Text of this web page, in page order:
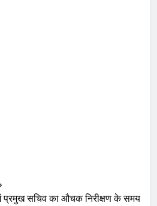
प्रमुख सचिव का औचक निरीक्षण के समय